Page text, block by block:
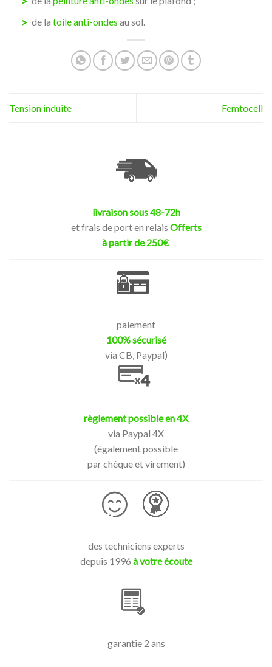
de la toile anti-ondes au sol.
Tension induite Femtocell
livraison sous 48-72h
et frais de port en relais Offerts
à partir de 250€
paiement
100% sécurisé
via CB, Paypal)
règlement possible en 4X
via Paypal 4X
(également possible
par chèque et virement)
des techniciens experts
depuis 1996 à votre écoute
garantie 2 ans